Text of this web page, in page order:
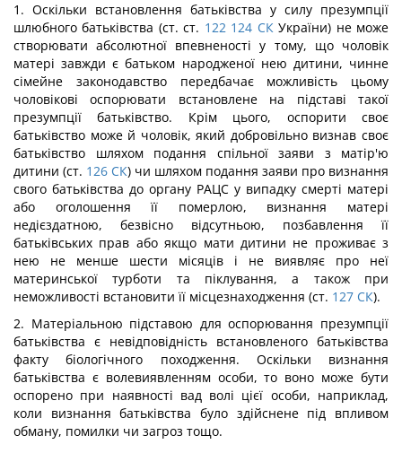
1. Оскільки встановлення батьківства у силу презумпції
шлюбного батьківства (ст. ст. 122 124 СКУкраїни) не може
створювати абсолютної впевненості у тому, що чоловік
матері завжди є батьком народженої нею дитини, чинне
сімейне законодавство передбачає можливість цьому
чоловікові оспорювати встановлене на підставі такої
презумпції батьківство. Крім цього, оспорити своє
батьківство може й чоловік, який добровільно визнав своє
батьківство шляхом подання спільної заяви з матір'ю
дитини (ст. 126 СК) чи шляхом подання заяви про визнання
свого батьківства до органу РАЦС у випадку смерті матері
або оголошення її померлою, визнання матері
недієздатною, безвісно відсутньою, позбавлення її
батьківських прав або якщо мати дитини не проживає з
нею не менше шести місяців і не виявляє про неї
материнської турботи та піклування, а також при
неможливості встановити її місцезнаходження (ст. 127 СК).
2. Матеріальною підставою для оспорювання презумпції
батьківства є невідповідність встановленого батьківства
факту біологічного походження. Оскільки визнання
батьківства є волевиявленням особи, то воно може бути
оспорено при наявності вад волі цієї особи, наприклад,
коли визнання батьківства було здійснене під впливом
обману, помилки чи загроз тощо.